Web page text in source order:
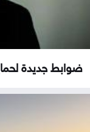
ضوابط جديدة